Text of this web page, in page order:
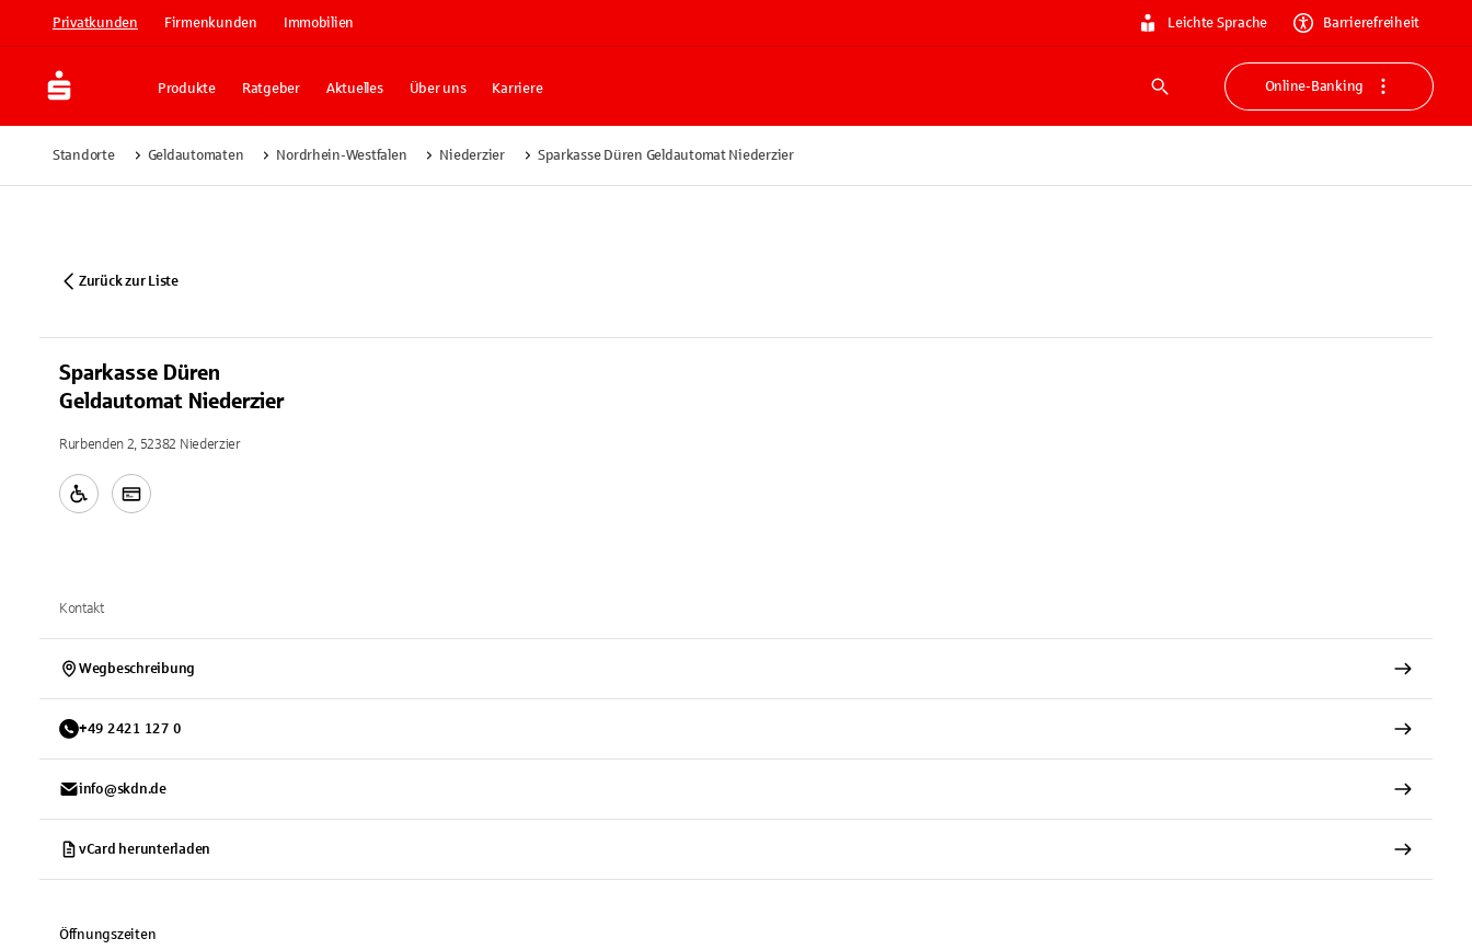
Privatkunden Firmenkunden Immobilien Leichte Sprache Barrierefreiheit
Produkte Ratgeber Aktuelles Über uns Karriere
Suche
Online-Banking
Standorte Geldautomaten Nordrhein-Westfalen Niederzier Sparkasse Düren Geldautomat Niederzier
Zurück zur Liste
Sparkasse Düren
Geldautomat Niederzier
Rurbenden 2, 52382 Niederzier
Kontakt
Wegbeschreibung
+49 2421 127 0
info@skdn.de
vCard herunterladen
Öffnungszeiten